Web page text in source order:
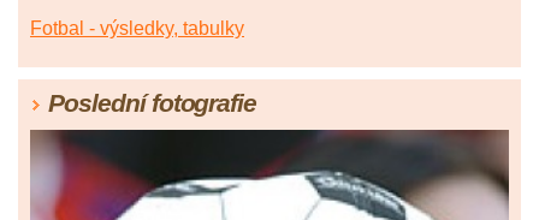
Fotbal - výsledky, tabulky
Poslední fotografie